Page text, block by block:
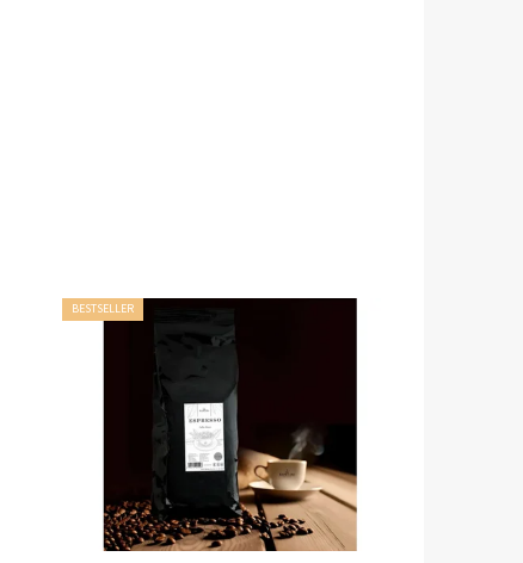
BESTSELLER